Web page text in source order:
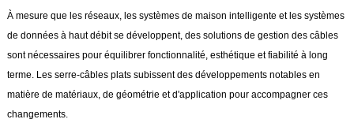
À mesure que les réseaux, les systèmes de maison intelligente et les systèmes
de données à haut débit se développent, des solutions de gestion des câbles
sont nécessaires pour équilibrer fonctionnalité, esthétique et fiabilité à long
terme. Les serre-câbles plats subissent des développements notables en
matière de matériaux, de géométrie et d'application pour accompagner ces
changements.